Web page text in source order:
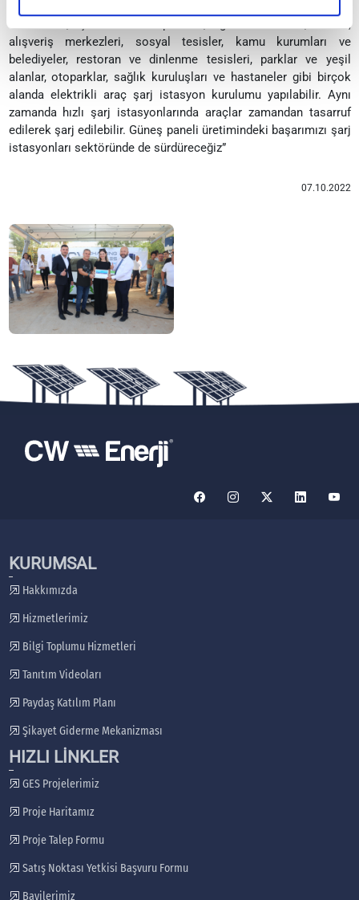
alışveriş merkezleri, sosyal tesisler, kamu kurumları ve
belediyeler, restoran ve dinlenme tesisleri, parklar ve yeşil
alanlar, otoparklar, sağlık kuruluşları ve hastaneler gibi birçok
alanda elektrikli araç şarj istasyon kurulumu yapılabilir. Aynı
zamanda hızlı şarj istasyonlarında araçlar zamandan tasarruf
edilerek şarj edilebilir. Güneş paneli üretimindeki başarımızı şarj
istasyonları sektöründe de sürdüreceğiz”
07.10.2022
KURUMSAL
Hakkımızda
Hizmetlerimiz
Bilgi Toplumu Hizmetleri
Tanıtım Videoları
Paydaş Katılım Planı
Şikayet Giderme Mekanizması
HIZLI LİNKLER
GES Projelerimiz
Proje Haritamız
Proje Talep Formu
Satış Noktası Yetkisi Başvuru Formu
Bayilerimiz